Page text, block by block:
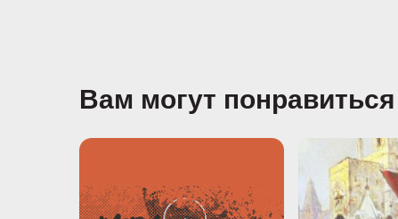
Вам могут понравиться